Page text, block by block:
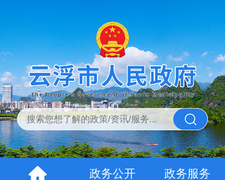
政务公开
政务服务